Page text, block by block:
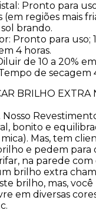
Pronto para
regiões mais
brando.
Pronto para uso;
4 horas.
de 10 a 20%
de secagem
BRILHO
Nosso
bonito e
mica). Mas, tem
e pedem para
na parede
brilho extra
brilho, mas,
em diversas